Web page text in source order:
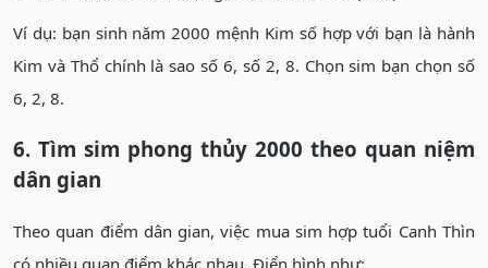
Ví dụ: bạn sinh năm 2000 mệnh Kim số hợp với bạn là hành
Kim và Thổ chính là sao số 6, số 2, 8. Chọn sim bạn chọn số
6, 2, 8.
6. Tìm sim phong thủy 2000 theo quan niệm
dân gian
Theo quan điểm dân gian, việc mua sim hợp tuổi Canh Thìn
có nhiều quan điểm khác nhau. Điển hình như: